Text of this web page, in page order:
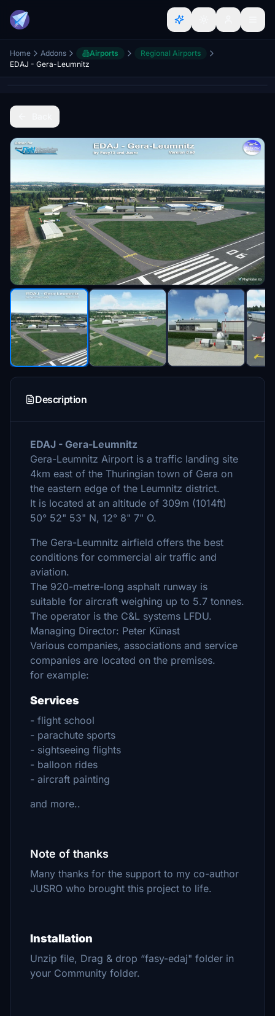
Home Addons Airports
Regional Airports
EDAJ - Gera-Leumnitz
Description
EDAJ - Gera-Leumnitz
Gera-Leumnitz Airport is a traffic landing site
4km east of the Thuringian town of Gera on
the eastern edge of the Leumnitz district.
It is located at an altitude of 309m (1014ft)
50° 52" 53" N, 12° 8" 7" O.
The Gera-Leumnitz airfield offers the best
conditions for commercial air traffic and
aviation.
The 920-metre-long asphalt runway is
suitable for aircraft weighing up to 5.7 tonnes.
The operator is the C&L systems LFDU.
Managing Director: Peter Künast
Various companies, associations and service
companies are located on the premises.
for example:
Services
- flight school
- parachute sports
- sightseeing flights
- balloon rides
- aircraft painting
and more..
Note of thanks
Many thanks for the support to my co-author
JUSRO who brought this project to life.
Installation
Unzip file, Drag & drop “fasy-edaj" folder in
your Community folder.